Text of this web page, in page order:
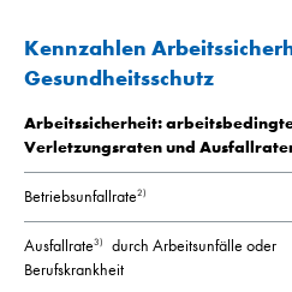
Kennzahlen
Gesundheitsschutz
Arbeitssicherheit:
Verletzungsraten und
Betriebsunfallrate2)
Ausfallrate3)
durch Arbeitsunfälle oder
Berufskrankheit